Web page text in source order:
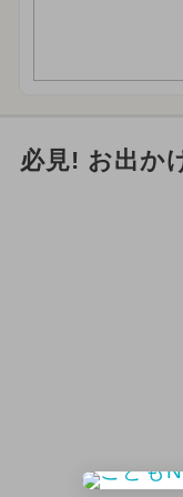
必見! お出か